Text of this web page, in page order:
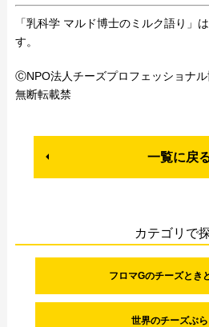
「乳科学 マルド博士のミルク語り」
す。
ⒸNPO法人チーズプロフェッショナ
無断転載禁
一覧に戻
カテゴリで
フロマGのチーズとき
世界のチーズぶ